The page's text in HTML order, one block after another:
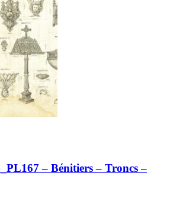
– Bénitiers – Troncs –